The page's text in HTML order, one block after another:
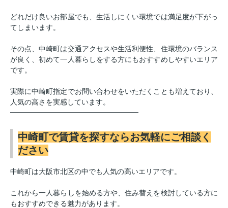
どれだけ良いお部屋でも、生活しにくい環境では満足度が下がっ
てしまいます。
その点、中崎町は交通アクセスや生活利便性、住環境のバランス
が良く、初めて一人暮らしをする方にもおすすめしやすいエリア
です。
実際に中崎町指定でお問い合わせをいただくことも増えており、
人気の高さを実感しています。
━━━━━━━━━━━━━━━━━━
中崎町で賃貸を探すならお気軽にご相談く
ださい
中崎町は大阪市北区の中でも人気の高いエリアです。
これから一人暮らしを始める方や、住み替えを検討している方に
もおすすめできる魅力があります。